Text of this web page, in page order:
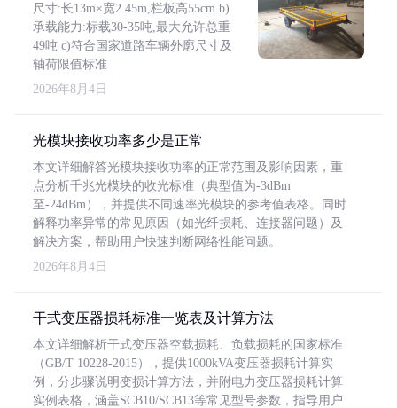
尺寸:长13m×宽2.45m,栏板高55cm b)
承载能力:标载30-35吨,最大允许总重
49吨 c)符合国家道路车辆外廓尺寸及
轴荷限值标准
2026年8月4日
光模块接收功率多少是正常
本文详细解答光模块接收功率的正常范围及影响因素，重
点分析千兆光模块的收光标准（典型值为-3dBm
至-24dBm），并提供不同速率光模块的参考值表格。同时
解释功率异常的常见原因（如光纤损耗、连接器问题）及
解决方案，帮助用户快速判断网络性能问题。
2026年8月4日
干式变压器损耗标准一览表及计算方法
本文详细解析干式变压器空载损耗、负载损耗的国家标准
（GB/T 10228-2015），提供1000kVA变压器损耗计算实
例，分步骤说明变损计算方法，并附电力变压器损耗计算
实例表格，涵盖SCB10/SCB13等常见型号参数，指导用户